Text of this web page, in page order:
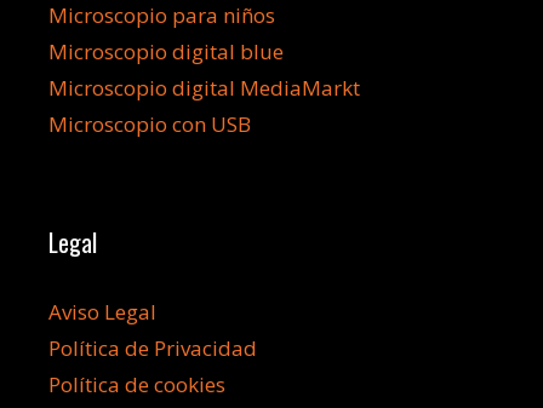
Microscopio para niños
Microscopio digital blue
Microscopio digital MediaMarkt
Microscopio con USB
Legal
Aviso Legal
Política de Privacidad
Política de cookies